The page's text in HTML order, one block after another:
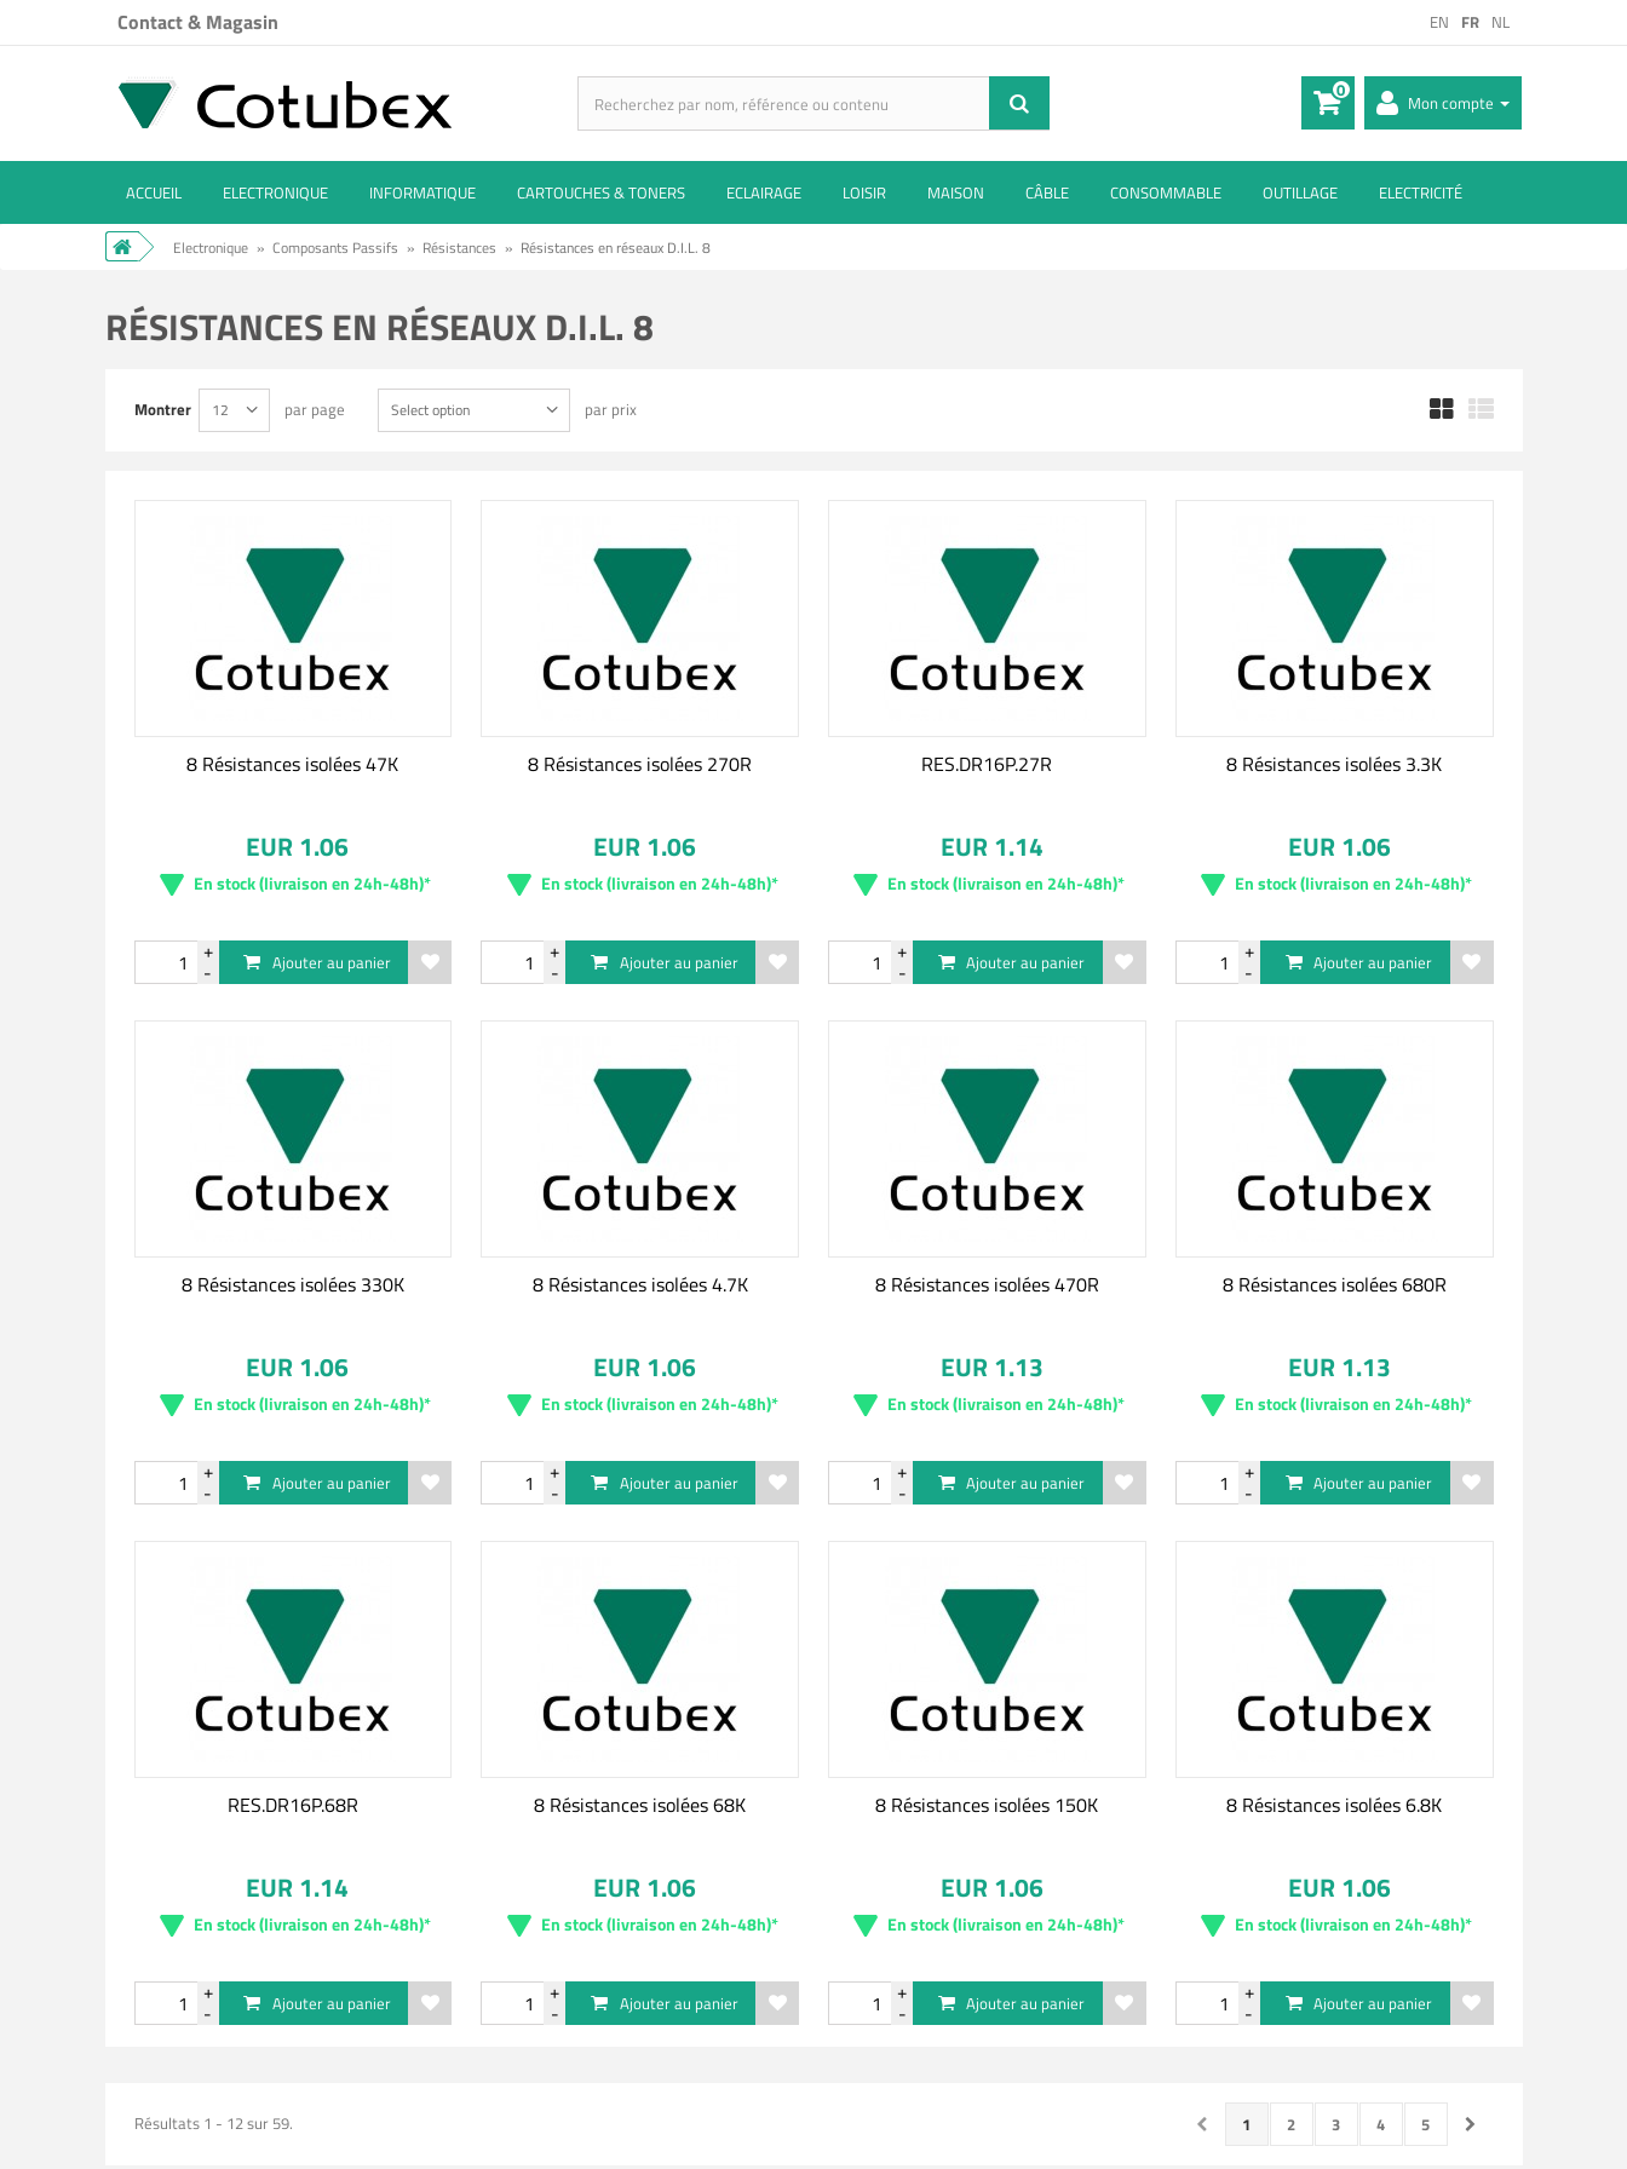
EN FR NL
Contact & Magasin
Mon compte
0
ACCUEIL ELECTRONIQUE INFORMATIQUE CARTOUCHES & TONERS ECLAIRAGE LOISIR MAISON CÂBLE CONSOMMABLE OUTILLAGE ELECTRICITÉ
Electronique » Composants Passifs » Résistances » Résistances en réseaux D.I.L. 8
RÉSISTANCES EN RÉSEAUX D.I.L. 8
Montrer 12 par page Select option par prix
8 Résistances isolées 47K
EUR 1.06
En stock (livraison en 24h-48h)*
Ajouter au panier
8 Résistances isolées 270R
EUR 1.06
En stock (livraison en 24h-48h)*
Ajouter au panier
RES.DR16P.27R
EUR 1.14
En stock (livraison en 24h-48h)*
Ajouter au panier
8 Résistances isolées 3.3K
EUR 1.06
En stock (livraison en 24h-48h)*
Ajouter au panier
8 Résistances isolées 330K
EUR 1.06
En stock (livraison en 24h-48h)*
Ajouter au panier
8 Résistances isolées 4.7K
EUR 1.06
En stock (livraison en 24h-48h)*
Ajouter au panier
8 Résistances isolées 470R
EUR 1.13
En stock (livraison en 24h-48h)*
Ajouter au panier
8 Résistances isolées 680R
EUR 1.13
En stock (livraison en 24h-48h)*
Ajouter au panier
RES.DR16P.68R
EUR 1.14
En stock (livraison en 24h-48h)*
Ajouter au panier
8 Résistances isolées 68K
EUR 1.06
En stock (livraison en 24h-48h)*
Ajouter au panier
8 Résistances isolées 150K
EUR 1.06
En stock (livraison en 24h-48h)*
Ajouter au panier
8 Résistances isolées 6.8K
EUR 1.06
En stock (livraison en 24h-48h)*
Ajouter au panier
1 2 3 4 5
Résultats 1 - 12 sur 59.